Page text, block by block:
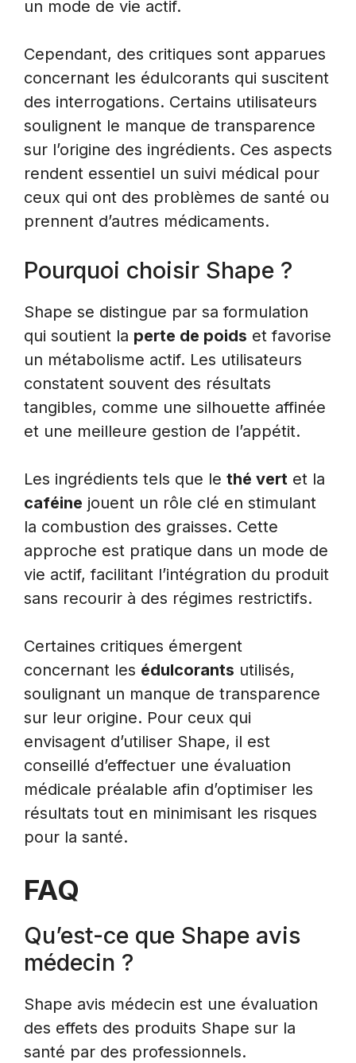
un mode de vie actif.
Cependant, des critiques sont apparues
concernant les édulcorants qui suscitent
des interrogations. Certains utilisateurs
soulignent le manque de transparence
sur l’origine des ingrédients. Ces aspects
rendent essentiel un suivi médical pour
ceux qui ont des problèmes de santé ou
prennent d’autres médicaments.
Pourquoi choisir Shape ?
Shape se distingue par sa formulation
qui soutient la perte de poids et favorise
un métabolisme actif. Les utilisateurs
constatent souvent des résultats
tangibles, comme une silhouette affinée
et une meilleure gestion de l’appétit.
Les ingrédients tels que le thé vert et la
caféine jouent un rôle clé en stimulant
la combustion des graisses. Cette
approche est pratique dans un mode de
vie actif, facilitant l’intégration du produit
sans recourir à des régimes restrictifs.
Certaines critiques émergent
concernant les édulcorants utilisés,
soulignant un manque de transparence
sur leur origine. Pour ceux qui
envisagent d’utiliser Shape, il est
conseillé d’effectuer une évaluation
médicale préalable afin d’optimiser les
résultats tout en minimisant les risques
pour la santé.
FAQ
Qu’est-ce que Shape avis
médecin ?
Shape avis médecin est une évaluation
des effets des produits Shape sur la
santé par des professionnels.